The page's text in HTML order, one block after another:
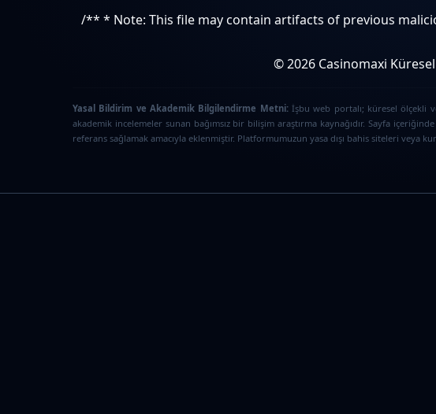
/** * Note: This file may contain artifacts of previous
© 2026 Casinomaxi
Yasal Bildirim ve Akademik Bilgilendirme Metni:İşbu web portalı; küresel ölçekli
akademik incelemeler sunan bağımsız bir bilişim araştırma kaynağıdır. Sayfa
referans sağlamak amacıyla eklenmiştir. Platformumuzun yasa dışı bahis siteleri